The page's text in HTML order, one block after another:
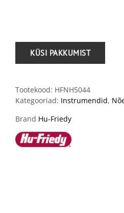
Tootekood: HFNH5044
Kategooriad: Instrumendid,
Brand Hu-Friedy